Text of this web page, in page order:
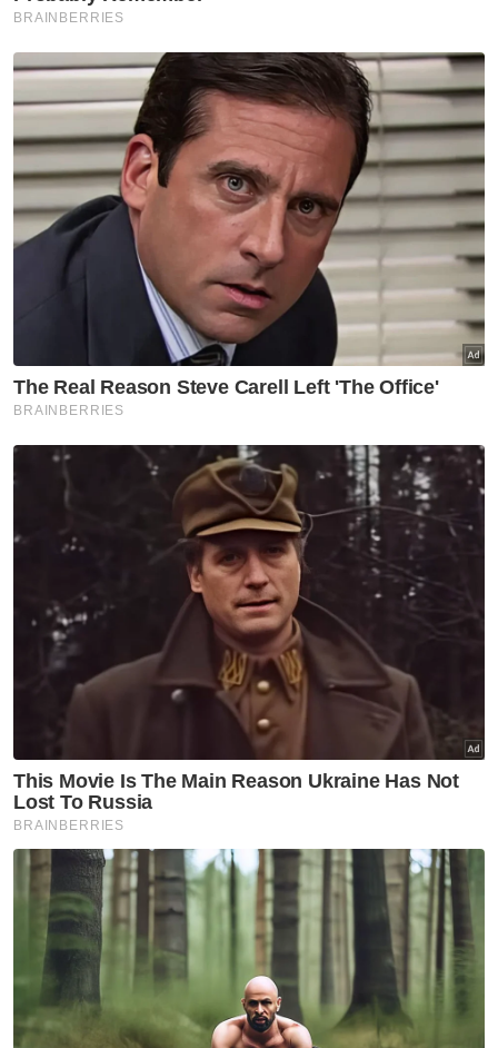
Muat turun aplikasi Sinar Harian. Klik di sini!
Harap bantu kajian selidik kami dan
dapatkan baucar tunai.
×
Berapakah umur anda?
Kurang daripada 18 tahun
18 - 24 tahun
25 - 34 tahun
35 - 44 tahun
45 - 54 tahun
55 - 64 tahun
65 tahun dan ke atas
PRK Nenggiri
DUN Nenggiri
Artikel Disyorkan
Kelantan
MRSM Ulul Albab Tanah Merah
mula dibina suku pertama
tahun depan